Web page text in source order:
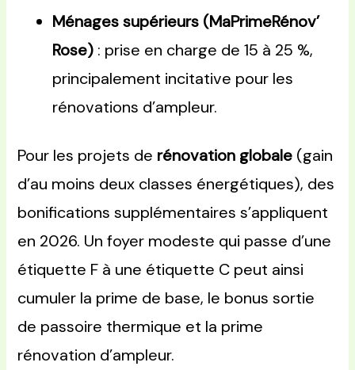
Ménages supérieurs (MaPrimeRénov’
Rose) : prise en charge de 15 à 25 %,
principalement incitative pour les
rénovations d’ampleur.
Pour les projets de rénovation globale (gain
d’au moins deux classes énergétiques), des
bonifications supplémentaires s’appliquent
en 2026. Un foyer modeste qui passe d’une
étiquette F à une étiquette C peut ainsi
cumuler la prime de base, le bonus sortie
de passoire thermique et la prime
rénovation d’ampleur.